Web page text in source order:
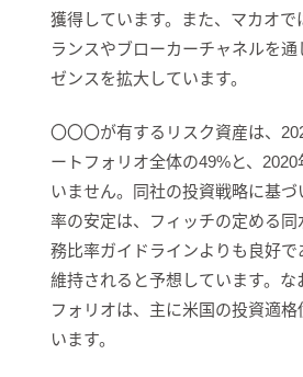
獲得しています。また、マカオで
ランスやブローカーチャネルを通
ゼンスを拡大しています。
〇〇〇が有するリスク資産は、
ートフォリオ全体の49%と、
いません。同社の投資戦略に基
率の安定は、フィッチの定める
務比率ガイドラインよりも良好で
維持されると予想しています。な
フォリオは、主に米国の投資適
います。